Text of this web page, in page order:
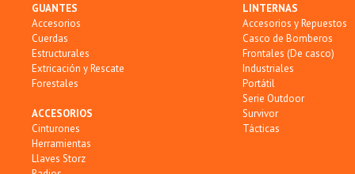
GUANTES
Accesorios
Cuerdas
Estructurales
Extricación y Rescate
Forestales
ACCESORIOS
Cinturones
Herramientas
Llaves Storz
LINTERNAS
Accesorios y Repuestos
Casco de Bomberos
Frontales (De casco)
Industriales
Portátil
Serie Outdoor
Survivor
Tácticas